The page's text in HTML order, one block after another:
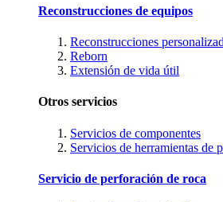
Reconstrucciones de equipos
Reconstrucciones
Reborn
Extensión de vida útil
Otros servicios
Servicios de componentes
Servicios de herramientas de
Servicio de perforación de roca